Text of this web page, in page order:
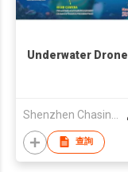
Underwater Drone
查詢